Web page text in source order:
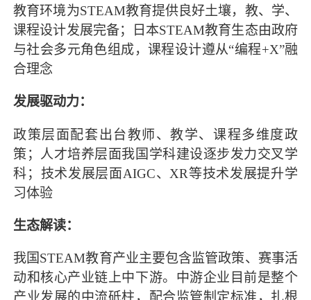
教育环境为STEAM教育提供良好土壤，教、学、
课程设计发展完备；日本STEAM教育生态由政府
与社会多元角色组成，课程设计遵从“编程+X”融
合理念
发展驱动力：
政策层面配套出台教师、教学、课程多维度政
策；人才培养层面我国学科建设逐步发力交叉学
科；技术发展层面AIGC、XR等技术发展提升学
习体验
生态解读：
我国STEAM教育产业主要包含监管政策、赛事活
动和核心产业链上中下游。中游企业目前是整个
产业发展的中流砥柱，配合监管制定标准，扎根